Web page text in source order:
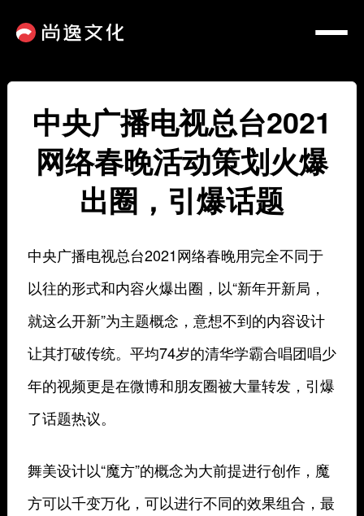
中央广播电视总台2021
网络春晚活动策划火爆
出圈，引爆话题
中央广播电视总台2021网络春晚用完全不同于
以往的形式和内容火爆出圈，以“新年开新局，
就这么开新”为主题概念，意想不到的内容设计
让其打破传统。平均74岁的清华学霸合唱团唱少
年的视频更是在微博和朋友圈被大量转发，引爆
了话题热议。
舞美设计以“魔方”的概念为大前提进行创作，魔
方可以千变万化，可以进行不同的效果组合，最